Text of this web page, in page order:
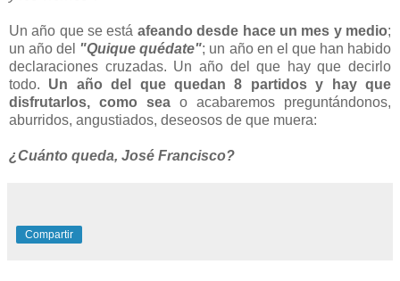
Un año que se está afeando desde hace un mes y medio;
un año del "Quique quédate"; un año en el que han habido
declaraciones cruzadas. Un año del que hay que decirlo
todo. Un año del que quedan 8 partidos y hay que
disfrutarlos, como sea o acabaremos preguntándonos,
aburridos, angustiados, deseosos de que muera:
¿Cuánto queda, José Francisco?
Compartir